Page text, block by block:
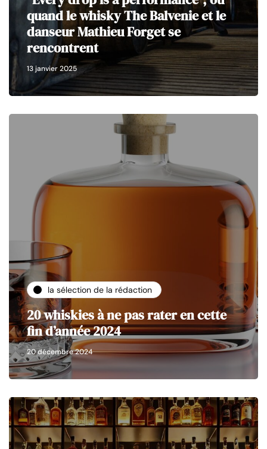
quand le whisky The Balvenie et le
danseur Mathieu Forget se
rencontrent
13 janvier 2025
la sélection de la rédaction
20 whiskies à ne pas rater en cette
fin d’année 2024
20 décembre 2024